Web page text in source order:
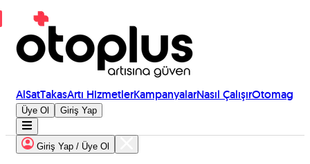
AlSatTakasArtı HizmetlerKampanyalarNasıl ÇalışırOtomag
Üye Ol Giriş Yap
Giriş Yap / Üye Ol